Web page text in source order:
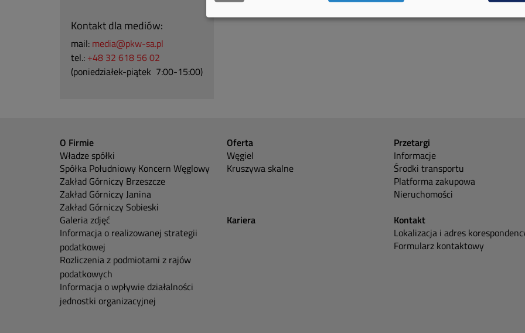
Kontakt dla mediów:
mail: media@pkw-sa.pl
tel.: +48 32 618 56 02
(poniedziałek-piątek 7:00-15:00)
O Firmie
Władze spółki
Spółka Południowy Koncern Węglowy
Zakład Górniczy Brzeszcze
Zakład Górniczy Janina
Zakład Górniczy Sobieski
Galeria zdjęć
Informacja o realizowanej strategii
podatkowej
Rozliczenia z podmiotami z rajów
podatkowych
Informacja o wpływie działalności
jednostki organizacyjnej
Oferta
Węgiel
Kruszywa skalne
Przetargi
Informacje
Środki transportu
Platforma zakupowa
Nieruchomości
Kariera
Kontakt
Lokalizacja i adres
Formularz kontaktowy